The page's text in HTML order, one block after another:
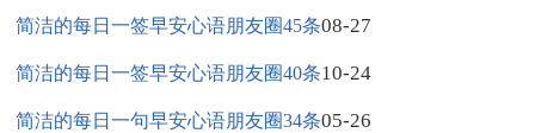
简洁的每日一签早安心语朋友圈45条08-27
简洁的每日一签早安心语朋友圈40条10-24
简洁的每日一句早安心语朋友圈34条05-26